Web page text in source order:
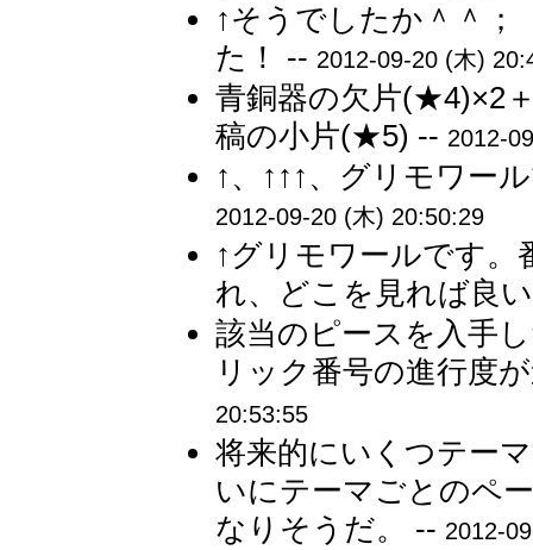
↑そうでしたか＾＾
た！ -- 2012-09-20 (木)
青銅器の欠片(★4)×2
稿の小片(★5) -- 2012-
↑、↑↑↑、グリモワー
2012-09-20 (木) 20:50:29
↑グリモワールです
れ、どこを見れば良
該当のピースを入手
リック番号の進行度
20:53:55
将来的にいくつテー
いにテーマごとのペ
なりそうだ。 -- 2012-